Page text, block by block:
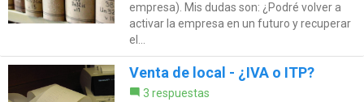
empresa). Mis dudas son: ¿Podré volver a
activar la empresa en un futuro y recuperar
el...
Venta de local - ¿IVA o ITP?
3 respuestas